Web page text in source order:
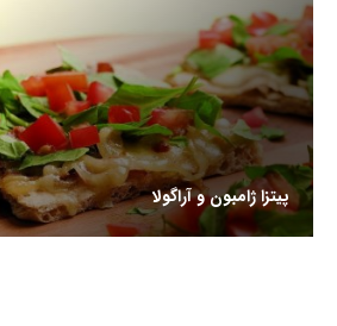
پیتزا ژامبون و آراگولا